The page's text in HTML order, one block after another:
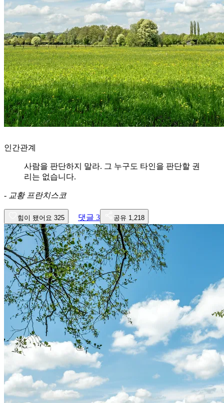
인간관계
사람을 판단하지 말라. 그 누구도 타인을 판단할 권
리는 없습니다.
- 교황 프란치스코
힘이 됐어요 325 댓글 3 공유 1,218